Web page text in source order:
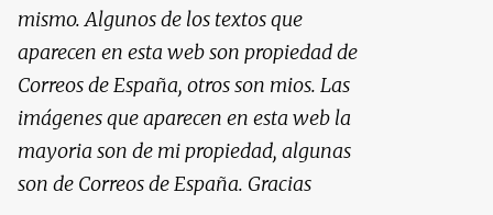
mismo. Algunos de los textos que
aparecen en esta web son propiedad de
Correos de España, otros son mios. Las
imágenes que aparecen en esta web la
mayoria son de mi propiedad, algunas
son de Correos de España. Gracias